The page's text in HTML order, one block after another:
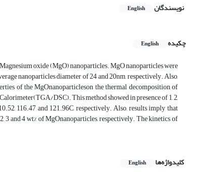
نویسندگان English
چکیده
English
oxide (MgO) nanoparticles. MgO nanoparticles were
nanoparticles diameter of 24 and 20nm, respectively. Also,
of the MgOnanoparticleson the thermal decomposition of
DSC). This method showed in presence of 1, 2,
116.47 and 121.96C, respectively. Also, results imply that
3 and 4 wt% of MgOnanoparticles, respectively. The kinetics of
کلیدواژه‌ها English